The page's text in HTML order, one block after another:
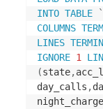
INTO TABLE `
COLUMNS
LINES
IGNORE 1
(state,
day_calls ,
night_charge